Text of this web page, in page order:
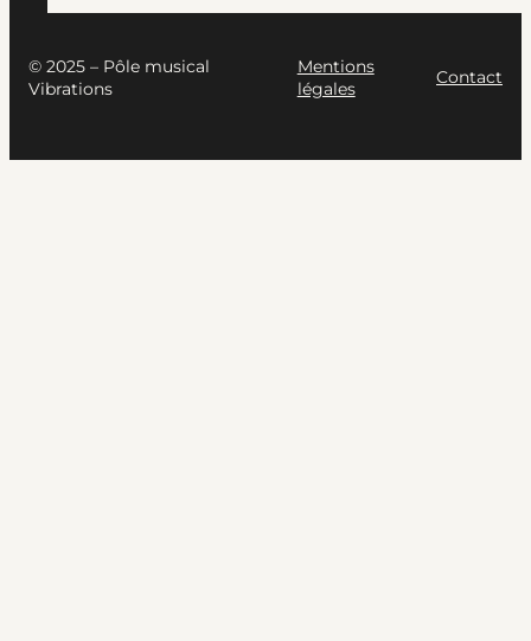
© 2025 – Pôle musical
Vibrations
Mentions
légales
Contact